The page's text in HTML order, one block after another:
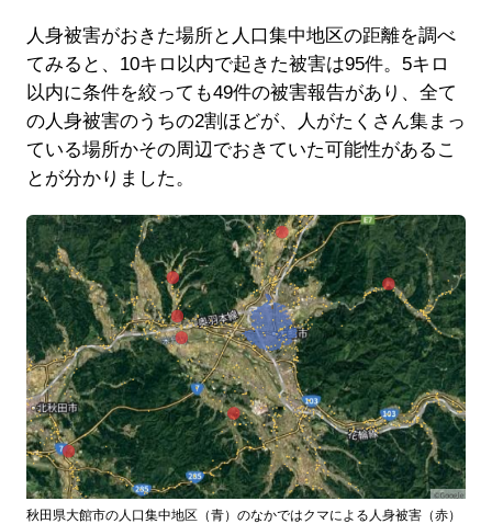
人身被害がおきた場所と人口集中地区の距離を調べ
てみると、10キロ以内で起きた被害は95件。5キロ
以内に条件を絞っても49件の被害報告があり、全て
の人身被害のうちの2割ほどが、人がたくさん集まっ
ている場所かその周辺でおきていた可能性があるこ
とが分かりました。
秋田県大館市の人口集中地区（青）のなかではクマによる人身被害（赤）